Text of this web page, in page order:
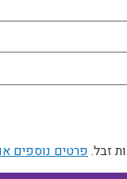
פרטים נוספים